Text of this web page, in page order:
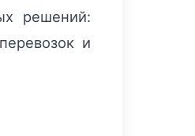
решений:
и